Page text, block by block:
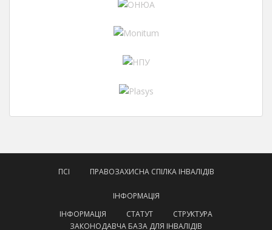
ПСІ ПРАВОЗАХИСНА СПІЛКА ІНВАЛІДІВ
ІНФОРМАЦІЯ
ІНФОРМАЦІЯ
СТАТУТ
СТРУКТУРА
ЗАКОНОДАВЧА БАЗА ДЛЯ ІНВАЛІДІВ